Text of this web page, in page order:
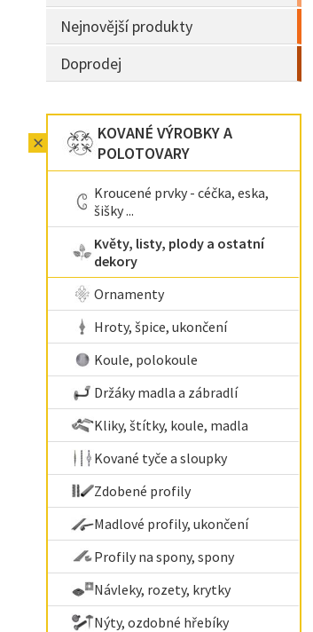
Nejnovější produkty
Doprodej
KOVANÉ VÝROBKY A
POLOTOVARY
Kroucené prvky - céčka, eska,
šišky ...
Květy, listy, plody a ostatní
dekory
Ornamenty
Hroty, špice, ukončení
Koule, polokoule
Držáky madla a zábradlí
Kliky, štítky, koule, madla
Kované tyče a sloupky
Zdobené profily
Madlové profily, ukončení
Profily na spony, spony
Návleky, rozety, krytky
Nýty, ozdobné hřebíky